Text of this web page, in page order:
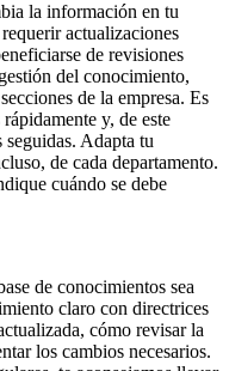
la información en tu
actualizaciones
de revisiones
del conocimiento,
de la empresa. Es
y, de este
Adapta tu
de cada departamento.
cuándo se debe
de conocimientos sea
claro con directrices
cómo revisar la
los cambios necesarios.